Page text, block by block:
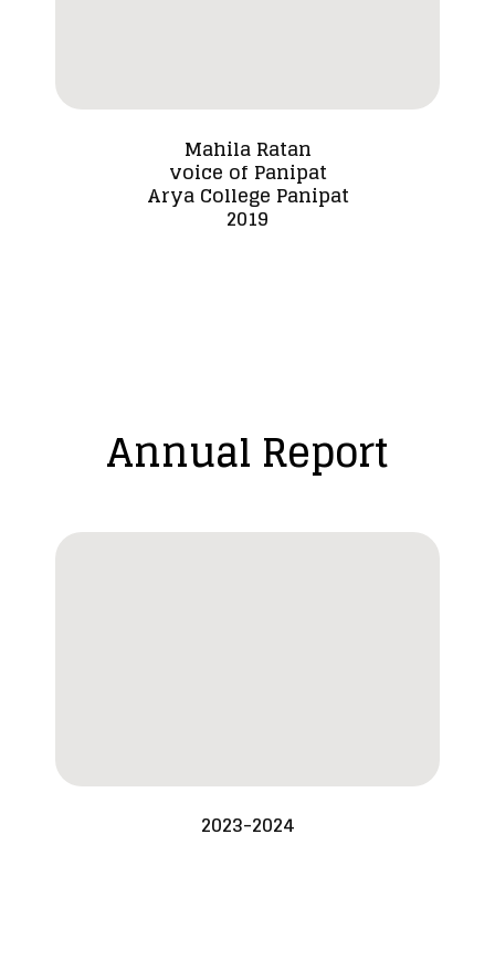
Mahila Ratan
voice of Panipat
Arya College Panipat
2019
Annual Report
2023-2024